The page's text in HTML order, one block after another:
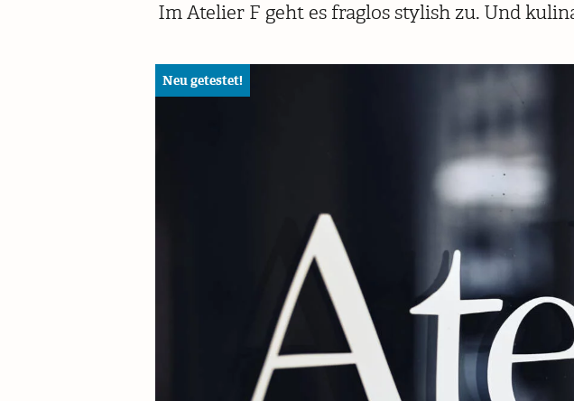
Im Atelier F geht es fraglos stylish zu. Und
Neu getestet!